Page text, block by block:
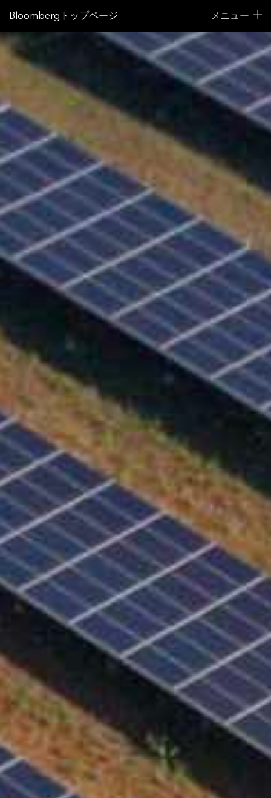
Bloombergトップページ メニュー